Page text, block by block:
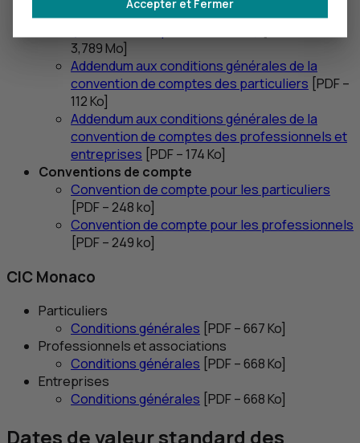
Conditions générales Clients Professionnels
3,789 Mo]
Addendum aux conditions générales de la
convention de comptes des particuliers PDF–
112 Ko]
Addendum aux conditions générales de la
convention de comptes des professionnels et
entreprises PDF– 174 Ko]
Conventions de compte
Convention de compte pour les particuliers
PDF– 248 ko]
Convention de compte pour les professionnels
PDF– 249 ko]
CIC Monaco
Particuliers
Conditions générales PDF– 667Ko]
Professionnels et associations
Conditions générales PDF– 668Ko]
Entreprises
Conditions générales PDF– 668Ko]
Dates de valeur standard des